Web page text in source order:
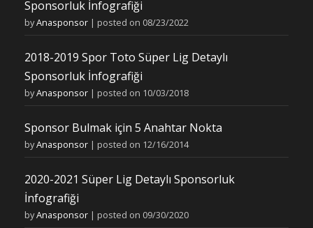
Sponsorluk İnfografiği
byAnasponsor | posted on 08/23/2022
2018-2019 Spor Toto Süper Lig Detaylı
Sponsorluk İnfografiği
byAnasponsor | posted on 10/03/2018
Sponsor Bulmak için 5 Anahtar Nokta
byAnasponsor | posted on 12/16/2014
2020-2021 Süper Lig Detaylı Sponsorluk
İnfografiği
byAnasponsor | posted on 09/30/2020